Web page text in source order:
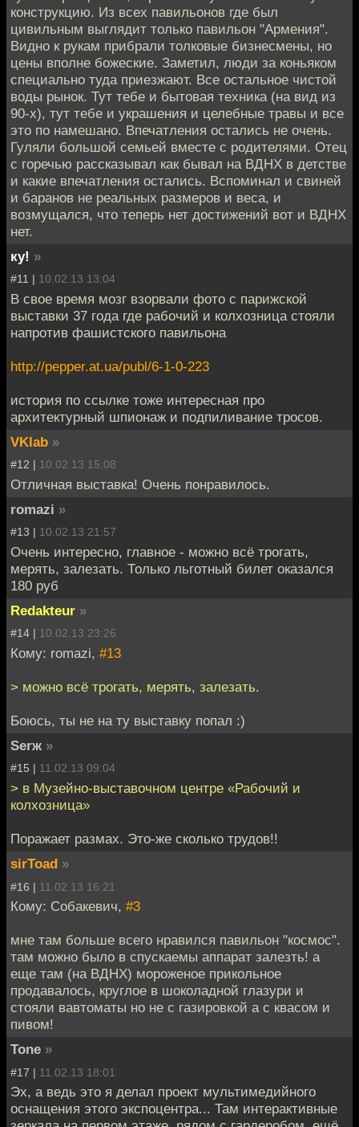
конструкцию. Из всех павильонов где был
цивильным выглядит только павильон "Армения".
Видно к рукам прибрали толковые бизнесмены, но
цены вполне божеские. Заметил, люди за коньяком
специально туда приезжают. Все остальное чистой
воды рынок. Тут тебе и бытовая техника (на вид из
90-х), тут тебе и украшения и целебные травы и все
это по намешано. Впечатления остались не очень.
Гуляли большой семьей вместе с родителями. Отец
с горечью рассказывал как бывал на ВДНХ в детстве
и какие впечатления остались. Вспоминал и свиней
и баранов не реальных размеров и веса, и
возмущался, что теперь нет достижений вот и ВДНХ
нет.
ку! »
#11 | 10.02.13 13:04
В свое время мозг взорвали фото с парижской
выставки 37 года где рабочий и колхозница стояли
напротив фашистского павильона
http://pepper.at.ua/publ/6-1-0-223
история по ссылке тоже интересная про
архитектурный шпионаж и подпиливание тросов.
VKlab »
#12 | 10.02.13 15:08
Отличная выставка! Очень понравилось.
romazi »
#13 | 10.02.13 21:57
Очень интересно, главное - можно всё трогать,
мерять, залезать. Только льготный билет оказался
180 руб
Redakteur »
#14 | 10.02.13 23:26
Кому: romazi, #13
> можно всё трогать, мерять, залезать.
Боюсь, ты не на ту выставку попал :)
Serж »
#15 | 11.02.13 09:04
> в Музейно-выставочном центре «Рабочий и
колхозница»
Поражает размах. Это-же сколько трудов!!
sirToad »
#16 | 11.02.13 16:21
Кому: Собакевич, #3
мне там больше всего нравился павильон "космос".
там можно было в спускаемы аппарат залезть! а
еще там (на ВДНХ) мороженое прикольное
продавалось, круглое в шоколадной глазури и
стояли вавтоматы но не с газировкой а с квасом и
пивом!
Tone »
#17 | 11.02.13 18:01
Эх, а ведь это я делал проект мультимедийного
оснащения этого экспоцентра... Там интерактивные